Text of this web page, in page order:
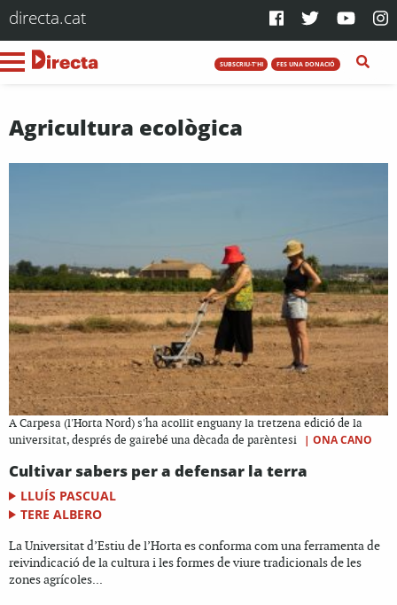
directa.cat
SUBSCRIU-T'HI FES UNA DONACIÓ
Agricultura ecològica
A Carpesa (l'Horta Nord) s'ha acollit enguany la tretzena edició de la
universitat, després de gairebé una dècada de parèntesi
| ONA CANO
Cultivar sabers per a defensar la terra
LLUÍS PASCUAL
TERE ALBERO
La Universitat d’Estiu de l’Horta es conforma com una ferramenta de
reivindicació de la cultura i les formes de viure tradicionals de les
zones agrícoles...